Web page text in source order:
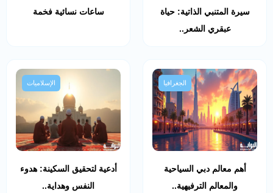
سيرة المتنبي الذاتية: حياة
عبقري الشعر..
ساعات نسائية فخمة
الجغرافيا
أهم معالم دبي السياحية
والمعالم الترفيهية..
الإسلاميات
أدعية لتحقيق السكينة: هدوء
النفس وهداية..